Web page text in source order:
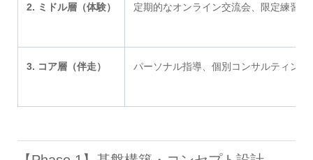
2. ミドル層（体験） 定期的なオンライン交流会、限定練習
3. コア層（伴走） パーソナル指導、個別コンサルティン